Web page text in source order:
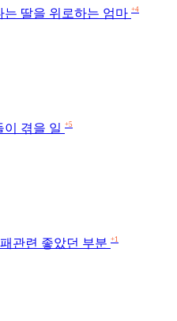
딸을 위로하는 엄마 +4
이 겪을 일 +5
관련 좋았던 부분 +1